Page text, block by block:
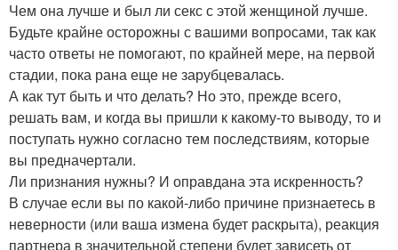
Чем она лучше и был ли секс с этой женщиной лучше.
Будьте крайне осторожны с вашими вопросами, так как
часто ответы не помогают, по крайней мере, на первой
стадии, пока рана еще не зарубцевалась.
А как тут быть и что делать? Но это, прежде всего,
решать вам, и когда вы пришли к какому-то выводу, то и
поступать нужно согласно тем последствиям, которые
вы предначертали.
Ли признания нужны? И оправдана эта искренность?
В случае если вы по какой-либо причине признаетесь в
неверности (или ваша измена будет раскрыта), реакция
партнера в значительной степени будет зависеть от